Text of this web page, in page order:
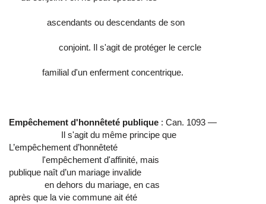
ascendants ou descendants de son
conjoint. Il s'agit de protéger le cercle
familial d'un enferment concentrique.
Empêchement d'honnêteté publique : Can. 1093 —
Il s'agit du même principe que
L’empêchement d’honnêteté
l'empêchement d'affinité, mais
publique naît d’un mariage invalide
en dehors du mariage, en cas
après que la vie commune ait été